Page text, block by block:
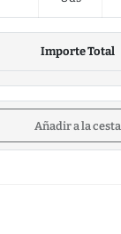
Importe Total
Añadir a la cesta